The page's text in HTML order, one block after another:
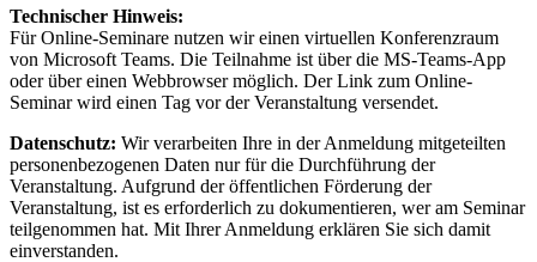
Technischer Hinweis:
Für Online-Seminare nutzen wir einen virtuellen Konferenzraum
von Microsoft Teams. Die Teilnahme ist über die MS-Teams-App
oder über einen Webbrowser möglich. Der Link zum Online-
Seminar wird einen Tag vor der Veranstaltung versendet.
Datenschutz: Wir verarbeiten Ihre in der Anmeldung mitgeteilten
personenbezogenen Daten nur für die Durchführung der
Veranstaltung. Aufgrund der öffentlichen Förderung der
Veranstaltung, ist es erforderlich zu dokumentieren, wer am Seminar
teilgenommen hat. Mit Ihrer Anmeldung erklären Sie sich damit
einverstanden.